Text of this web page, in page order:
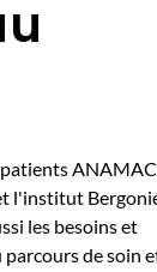
l'institut
les besoins et
parcours de soin